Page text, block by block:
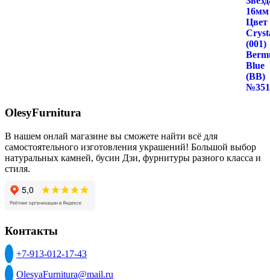
OlesyFurnitura
В нашем онлай магазине вы сможете найти всё для
самостоятельного изготовления украшений! Большой выбор
натуральных камней, бусин Дзи, фурнитуры разного класса и
стиля.
Контакты
+7-913-012-17-43
OlesyaFurnitura@mail.ru